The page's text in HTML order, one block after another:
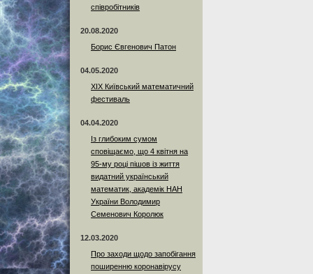
співробітників
20.08.2020
Борис Євгенович Патон
04.05.2020
XIX Київський математичний
фестиваль
04.04.2020
Із глибоким сумом
сповіщаємо, що 4 квітня на
95-му році пішов із життя
видатний український
математик, академік НАН
України Володимир
Семенович Королюк
12.03.2020
Про заходи щодо запобігання
поширенню коронавірусу